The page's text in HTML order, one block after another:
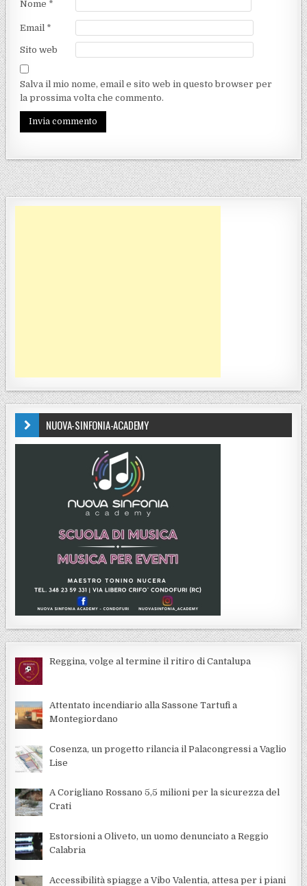
Nome *
Email *
Sito web
Salva il mio nome, email e sito web in questo browser per
la prossima volta che commento.
NUOVA-SINFONIA-ACADEMY
Reggina, volge al termine il ritiro di Cantalupa
Attentato incendiario alla Sassone Tartufi a
Montegiordano
Cosenza, un progetto rilancia il Palacongressi a Vaglio
Lise
A Corigliano Rossano 5,5 milioni per la sicurezza del
Crati
Estorsioni a Oliveto, un uomo denunciato a Reggio
Calabria
Accessibilità spiagge a Vibo Valentia, attesa per i piani